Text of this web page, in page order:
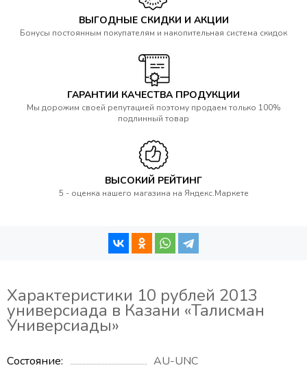
ВЫГОДНЫЕ СКИДКИ И АКЦИИ
Бонусы постоянным покупателям и накопительная система скидок
ГАРАНТИИ КАЧЕСТВА ПРОДУКЦИИ
Мы дорожим своей репутацией поэтому продаем только 100%
подлинный товар
ВЫСОКИЙ РЕЙТИНГ
5 - оценка нашего магазина на Яндекс.Маркете
Характеристики 10 рублей 2013
универсиада в Казани «Талисман
Универсиады»
Состояние
AU-UNC